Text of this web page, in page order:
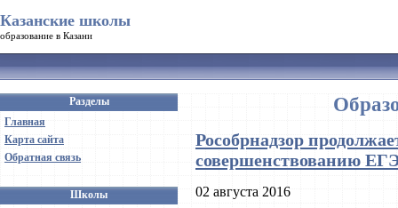
Казанские школы
образование в Казани
Разделы
Главная
Карта сайта
Обратная связь
Школы
Рособрнадзор
совершенствованию
02 августа 2016